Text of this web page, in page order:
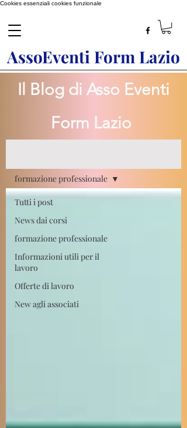
Cookies essenziali cookies funzionale
AssoEventi Form Lazio
Il Blog di Asso Eventi
Form Lazio
Tutti i post
News dai corsi
formazione professionale
Informazioni utili per il
lavoro
Offerte di lavoro
New agli associati
formazione professionale